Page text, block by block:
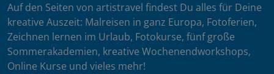
Auf den Seiten von artistravel findest Du alles für Deine
kreative Auszeit: Malreisen in ganz Europa, Fotoferien,
Zeichnen lernen im Urlaub, Fotokurse, fünf große
Sommerakademien, kreative Wochenendworkshops,
Online Kurse und vieles mehr!